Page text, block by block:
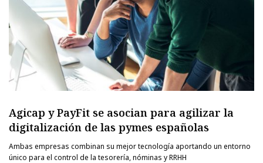
Agicap y PayFit se asocian para agilizar la
digitalización de las pymes españolas
Ambas empresas combinan su mejor tecnología aportando un entorno
único para el control de la tesorería, nóminas y RRHH